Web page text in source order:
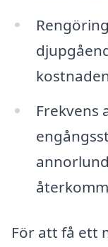
Frekvens
För att få ett